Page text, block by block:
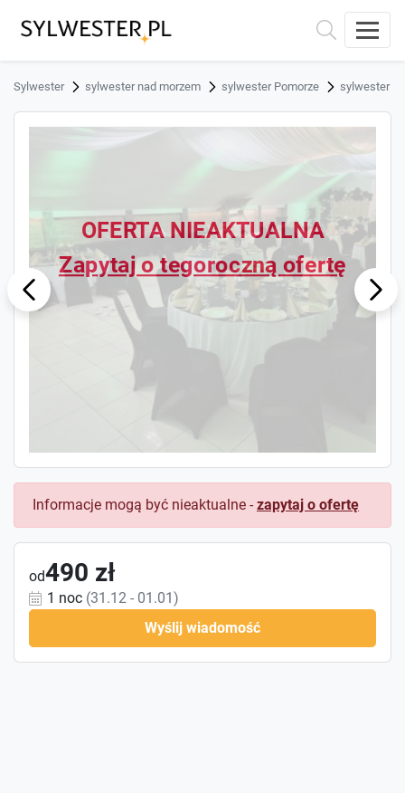
Sylwester sylwester nad morzem sylwester Pomorze sylwester
Previ
ous
OFERTA NIEAKTUALNA
Zapytaj o tegoroczną ofertę
Next
Informacje mogą być nieaktualne - zapytaj o ofertę
od490 zł
1 noc (31.12 - 01.01)
Wyślij wiadomość